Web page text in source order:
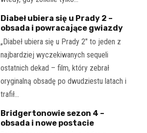
Diabeł ubiera się u Prady 2 –
obsada i powracające gwiazdy
„Diabeł ubiera się u Prady 2" to jeden z
najbardziej wyczekiwanych sequeli
ostatnich dekad – film, który zebrał
oryginalną obsadę po dwudziestu latach i
trafił…
Bridgertonowie sezon 4 –
obsada i nowe postacie